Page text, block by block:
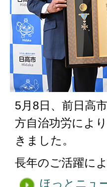
5月8日、前日高
方自治功労によ
きました。
長年のご活躍に
ほっとニュ